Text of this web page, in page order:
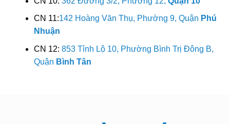
CN 11:142 Hoàng Văn Thụ, Phường 9, Quận Phú
Nhuận
CN 12: 853 Tỉnh Lộ 10, Phường Bình Trị Đông B,
Quận Bình Tân